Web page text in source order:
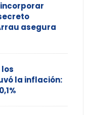
asegura
la inflación: